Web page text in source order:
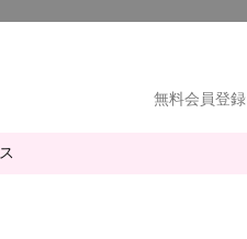
無料会員登録